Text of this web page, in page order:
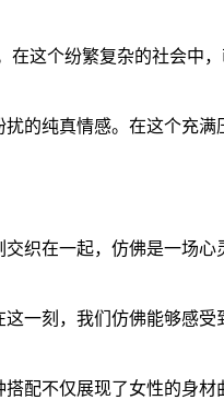
这个纷繁复杂的社会中
的纯真情感。在这个充
织在一起，仿佛是一场心
一刻，我们仿佛能够感
配不仅展现了女性的身